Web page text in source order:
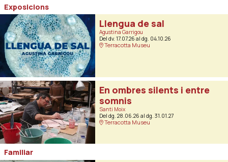
Exposicions
Llengua de sal
Agustina Garrigou
Del dv. 17.07.26 al dg. 04.10.26
Terracotta Museu
En ombres silents i entre
somnis
Santi Moix
Del dg. 28.06.26 al dg. 31.01.27
Terracotta Museu
Familiar